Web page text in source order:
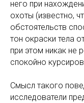
него при
охоты (известно,
обстоятельств
тон окраски тела
при этом никак не
спокойно
Смысл такого
исследователи